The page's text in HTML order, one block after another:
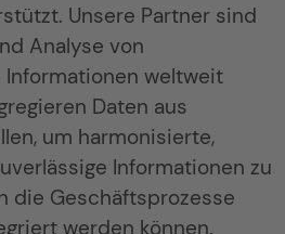
Unsere Partner sind
Analyse von
weltweit
Daten aus
um harmonisierte,
Informationen zu
die Geschäftsprozesse
werden können.